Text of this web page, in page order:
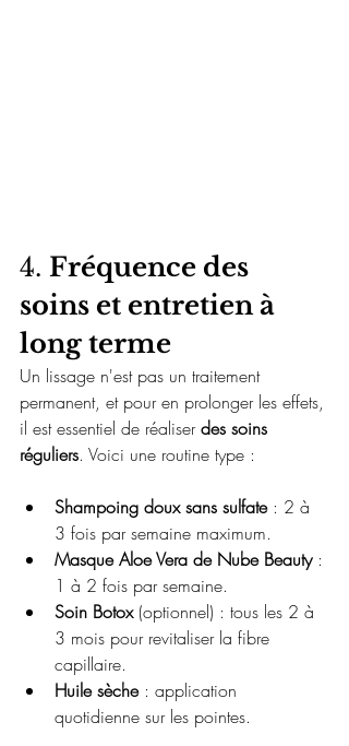
4. Fréquence des
soins et entretien à
long terme
Un lissage n'est pas un traitement
permanent, et pour en prolonger les effets,
il est essentiel de réaliser des soins
réguliers. Voici une routine type :
Shampoing doux sans sulfate : 2 à
3 fois par semaine maximum.
Masque Aloe Vera de Nube Beauty :
1 à 2 fois par semaine.
Soin Botox (optionnel) : tous les 2 à
3 mois pour revitaliser la fibre
capillaire.
Huile sèche : application
quotidienne sur les pointes.